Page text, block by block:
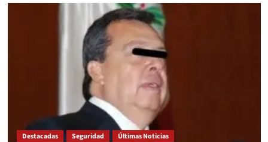
Destacadas Seguridad Últimas Noticias